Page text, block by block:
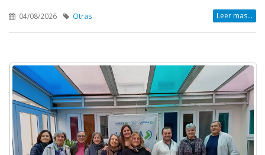
04/08/2026 Otras Leer mas...